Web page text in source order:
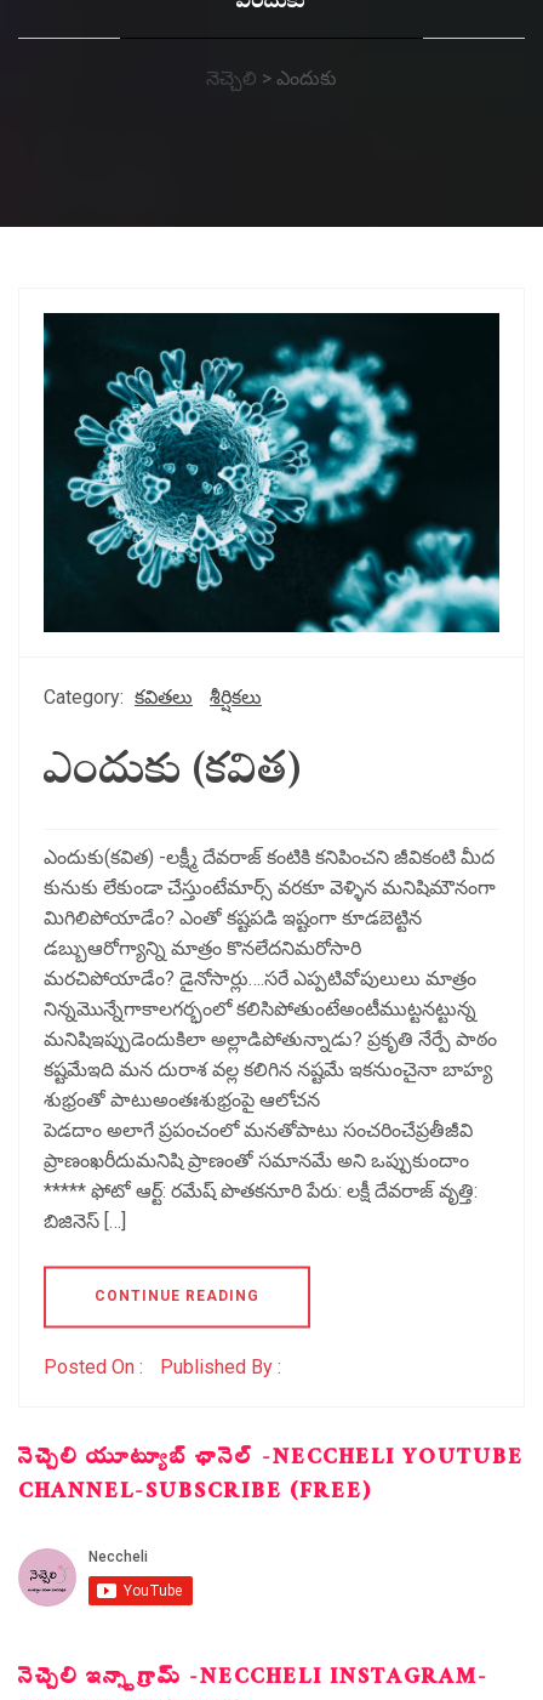
నెచ్చెలి > ఎందుకు
Category: కవితలు శీర్షికలు
ఎందుకు (కవిత)
ఎందుకు(కవిత) -లక్ష్మీ దేవరాజ్ కంటికి కనిపించని జీవికంటి మీద
కునుకు లేకుండా చేస్తుంటేమార్స్ వరకూ వెళ్ళిన మనిషిమౌనంగా
మిగిలిపోయాడేం? ఎంతో కష్టపడి ఇష్టంగా కూడబెట్టిన
డబ్బుఆరోగ్యాన్ని మాత్రం కొనలేదనిమరోసారి
మరచిపోయాడేం? డైనోసార్లు….సరే ఎప్పటివోపులులు మాత్రం
నిన్నమొన్నేగాకాలగర్భంలో కలిసిపోతుంటేఅంటీముట్టనట్టున్న
మనిషిఇప్పుడెందుకిలా అల్లాడిపోతున్నాడు? ప్రకృతి నేర్పే పాఠం
కష్టమేఇది మన దురాశ వల్ల కలిగిన నష్టమే ఇకనుంచైనా బాహ్య
శుభ్రంతో పాటుఅంతఃశుభ్రంపై ఆలోచన
పెడదాం అలాగే ప్రపంచంలో మనతోపాటు సంచరించేప్రతీజీవి
ప్రాణంఖరీదుమనిషి ప్రాణంతో సమానమే అని ఒప్పుకుందాం
***** ఫోటో ఆర్ట్: రమేష్ పొతకనూరి పేరు: లక్షీ దేవరాజ్ వృత్తి:
బిజినెస్ […]
CONTINUE READING
Posted On : Published By :
నెచ్చెలి యూట్యూబ్ ఛానెల్ -NECCHELI YOUTUBE
CHANNEL-SUBSCRIBE (FREE)
నెచ్చెలి ఇన్స్టాగ్రామ్ -NECCHELI INSTAGRAM-